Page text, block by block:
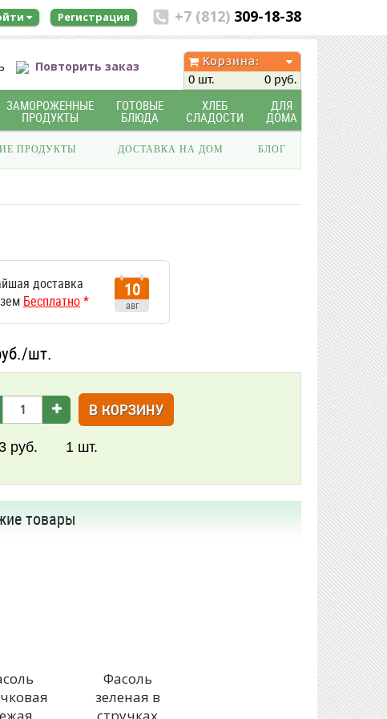
+7 (812) 309-18-38
Регистрация
Повторить заказ
Корзина:
0 шт.
0 руб.
ЗАМОРОЖЕННЫЕ
ПРОДУКТЫ
ГОТОВЫЕ
БЛЮДА
ХЛЕБ
СЛАДОСТИ
ДЛЯ
ДОМА
ПРОДУКТЫ ДОСТАВКА НА ДОМ БЛОГ
доставка
Бесплатно*
10
авг
шт.
В КОРЗИНУ
руб. 1 шт.
товары
Фасоль
зеленая в